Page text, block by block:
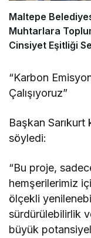
Maltepe
Muhtarlara
Cinsiyet Eşitliği
“Karbon
Çalışıyoruz”
Başkan Sarıkurt
söyledi:
“Bu proje,
hemşerilerimiz
ölçekli
sürdürülebilirlik
büyük